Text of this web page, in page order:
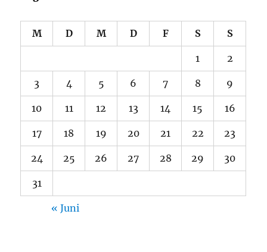
M D M D F S S
1 2
3 4 5 6 7 8 9
10 11 12 13 14 15 16
17 18 19 20 21 22 23
24 25 26 27 28 29 30
31
« Juni